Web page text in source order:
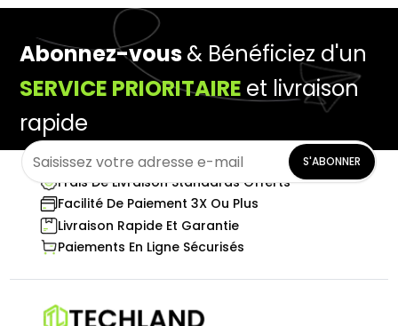
Abonnez-vous& Bénéficiez d'un
SERVICE PRIORITAIRE et livraison
rapide
S'ABONNER
Frais De Livraison Standards Offerts
Facilité De Paiement 3X Ou Plus
Livraison Rapide Et Garantie
Paiements En Ligne Sécurisés